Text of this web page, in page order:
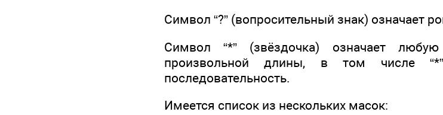
Символ “?” (вопросительный знак) означает
Символ “*” (звёздочка) означает любую
произвольной длины, в том числе
последовательность.
Имеется список из нескольких масок: